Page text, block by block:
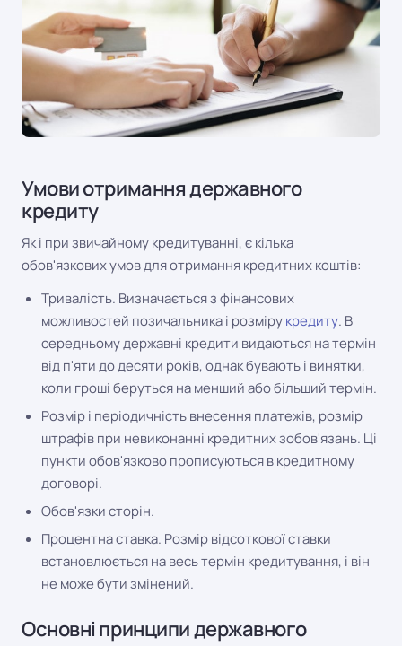
Умови отримання державного
кредиту
Як і при звичайному кредитуванні, є кілька
обов'язкових умов для отримання кредитних коштів:
Тривалість. Визначається з фінансових
можливостей позичальника і розмірукредиту. В
середньому державні кредити видаються на термін
від п'яти до десяти років, однак бувають і винятки,
коли гроші беруться на менший або більший термін.
Розмір і періодичність внесення платежів, розмір
штрафів при невиконанні кредитних зобов'язань. Ці
пункти обов'язково прописуються в кредитному
договорі.
Обов'язки сторін.
Процентна ставка. Розмір відсоткової ставки
встановлюється на весь термін кредитування, і він
не може бути змінений.
Основні принципи державного